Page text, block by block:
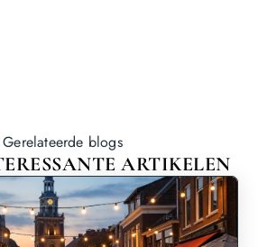
Gerelateerde blogs
ARTIKELEN